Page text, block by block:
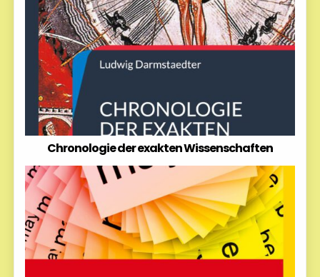
Chronologie der exakten Wissenschaften